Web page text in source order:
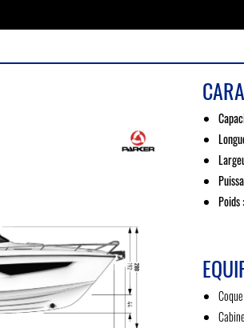
Poids :